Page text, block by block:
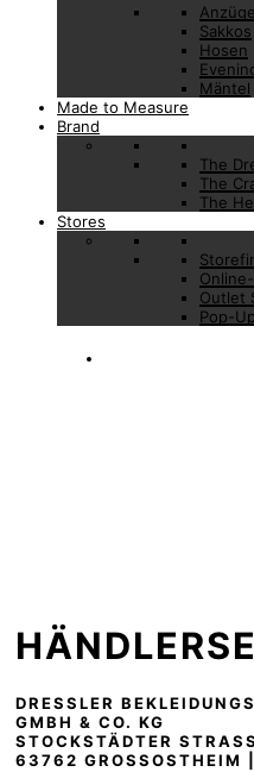
Anzüge
Sakkos
Hosen
Mäntel
Made to Measure
Brand
The
The
The
Stores
Outlet
Pop-
DRESSLER
GMBH & CO. KG
STOCKSTÄDTER
63762 GROSSOSTHEIM |